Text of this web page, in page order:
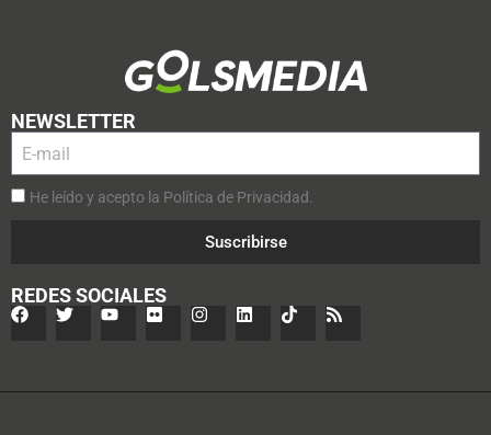
NEWSLETTER
He leído y acepto la Política de Privacidad.
Suscribirse
REDES SOCIALES